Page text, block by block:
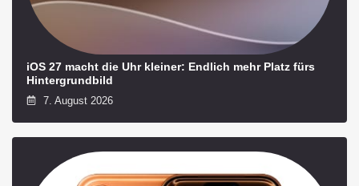
iOS 27 macht die Uhr kleiner: Endlich mehr Platz fürs
Hintergrundbild
7. August 2026